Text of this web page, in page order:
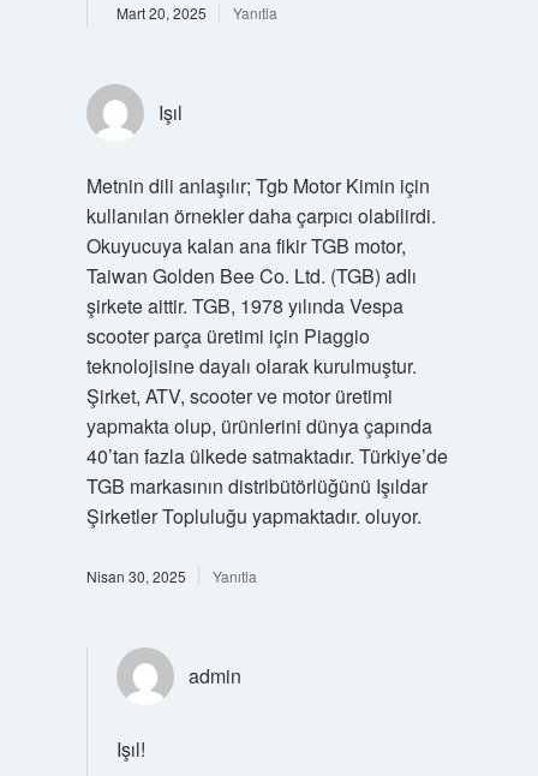
Mart 20, 2025 Yanıtla
Işıl
Metnin dili anlaşılır; Tgb Motor Kimin için
kullanılan örnekler daha çarpıcı olabilirdi.
Okuyucuya kalan ana fikir TGB motor,
Taiwan Golden Bee Co. Ltd. (TGB) adlı
şirkete aittir. TGB, 1978 yılında Vespa
scooter parça üretimi için Piaggio
teknolojisine dayalı olarak kurulmuştur.
Şirket, ATV, scooter ve motor üretimi
yapmakta olup, ürünlerini dünya çapında
40’tan fazla ülkede satmaktadır. Türkiye’de
TGB markasının distribütörlüğünü Işıldar
Şirketler Topluluğu yapmaktadır. oluyor.
Nisan 30, 2025 Yanıtla
admin
Işıl!